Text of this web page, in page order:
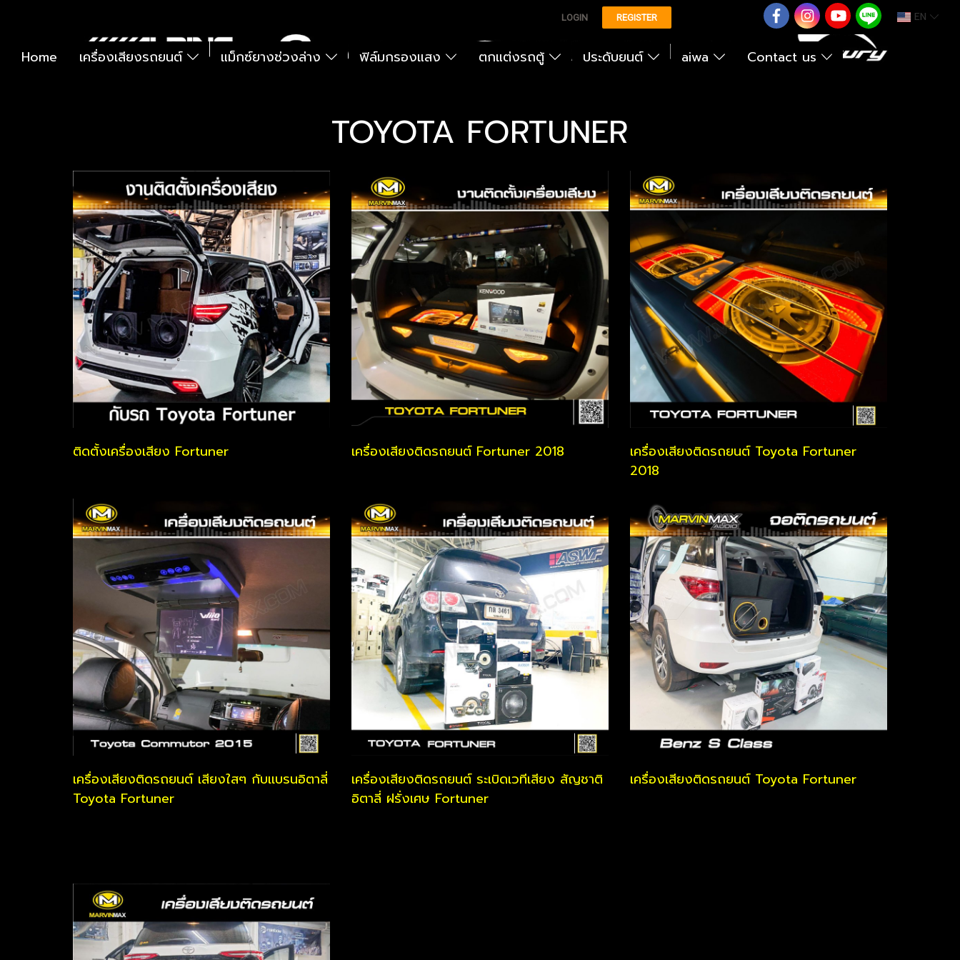
LOGIN REGISTER EN
Home เครื่องเสียงรถยนต์ แม็กซ์ยางช่วงล่าง ฟิล์มกรองแสง ตกแต่งรถตู้ ประดับยนต์ aiwa Contact us
TOYOTA FORTUNER
ติดตั้งเครื่องเสียง Fortuner เครื่องเสียงติดรถยนต์ Fortuner 2018
เครื่องเสียงติดรถยนต์ Toyota Fortuner
2018
เครื่องเสียงติดรถยนต์ เสียงใสๆ กับเเบรนอิตาลี่
Toyota Fortuner
เครื่องเสียงติดรถยนต์ ระเบิดเวทีเสียง สัญชาติ
อิตาลี่ ฝรั่งเศษ Fortuner
เครื่องเสียงติดรถยนต์ Toyota Fortuner